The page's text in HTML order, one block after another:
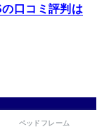
口コミ評判は
ット＆
ベッドフレーム